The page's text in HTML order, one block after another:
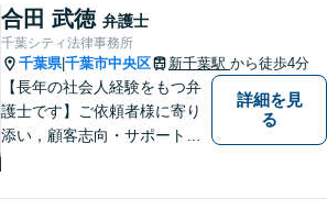
などお気軽にお問い合わせく
ださい【個人／企業いずれも
対応実績あり】
合田 武徳 弁護士
千葉シティ法律事務所
千葉県|千葉市中央区 新千葉駅 から徒歩4分
【長年の社会人経験をもつ弁
護士です】ご依頼者様に寄り
添い，顧客志向・サポート精
詳細を見
る